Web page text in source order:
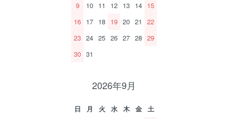
9
10 11 12 13 14 15
16 17 18 19 20 21
22
23 24 25 26 27 28 29
30 31
2026年9月
日 月 火 水 木 金
土